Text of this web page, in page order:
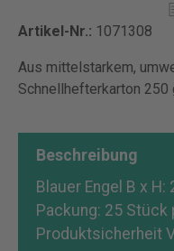
Artikel-Nr.: 1071308
Aus mittelstarkem,
Schnellhefterkarton 250
Beschreibung
Blauer Engel B x
Packung: 25 Stück
Produktsicherheit